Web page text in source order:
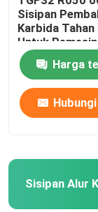
Sisipan Alur
Komponen
Sisipan
Karbida Tahan
Untuk
Grooving Bubut
Harga
Sisipan Alur